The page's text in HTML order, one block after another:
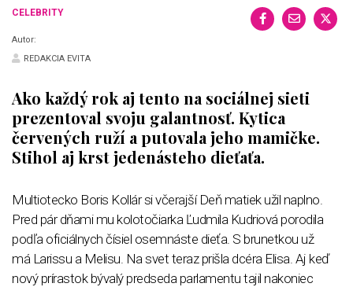
CELEBRITY
Autor:
REDAKCIA EVITA
Ako každý rok aj tento na sociálnej sieti
prezentoval svoju galantnosť. Kytica
červených ruží a putovala jeho mamičke.
Stihol aj krst jedenásteho dieťaťa.
Multiotecko Boris Kollár si včerajší Deň matiek užil naplno.
Pred pár dňami mu kolotočiarka Ľudmila Kudriová porodila
podľa oficiálnych čísiel osemnáste dieťa. S brunetkou už
má Larissu a Melisu. Na svet teraz prišla dcéra Elisa. Aj keď
nový prírastok bývalý predseda parlamentu tajil nakoniec